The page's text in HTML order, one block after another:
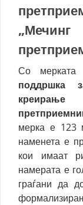
Со
поддршка
мерка е 123
наменета е
кои имаат
намерата е
граѓани да